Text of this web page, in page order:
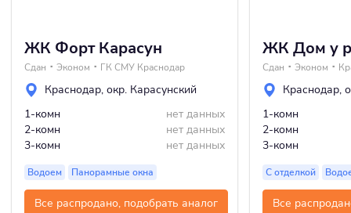
ЖК Форт Карасун
Сдан Эконом ГК СМУ Краснодар
Краснодар, окр. Карасунский
1-комн
нет данных
2-комн
нет данных
3-комн
нет данных
Водоем Панорамные окна
Все распродано, подобрать аналог
ЖК Дом у
Сдан Эконом
Краснодар,
1-комн
2-комн
3-комн
С отделкой
Все